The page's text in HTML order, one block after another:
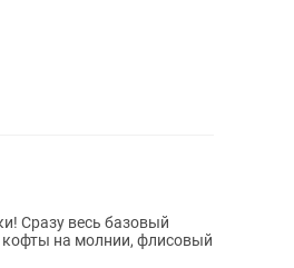
Сразу весь базовый